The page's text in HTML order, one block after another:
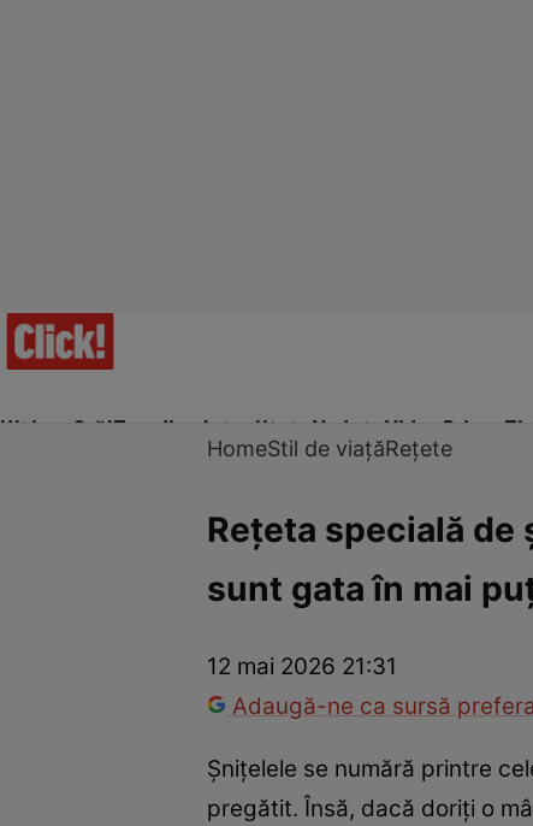
Ultima Oră!Trending Actualitate Vedete Video Prime
Dragoste și SexEvenimente
HomeStil de viațăRețete
Rețeta specială
sunt gata în mai
12 mai 2026 21:31
Adaugă-ne ca sursă
Șnițelele se numără printre
pregătit. Însă, dacă doriți o